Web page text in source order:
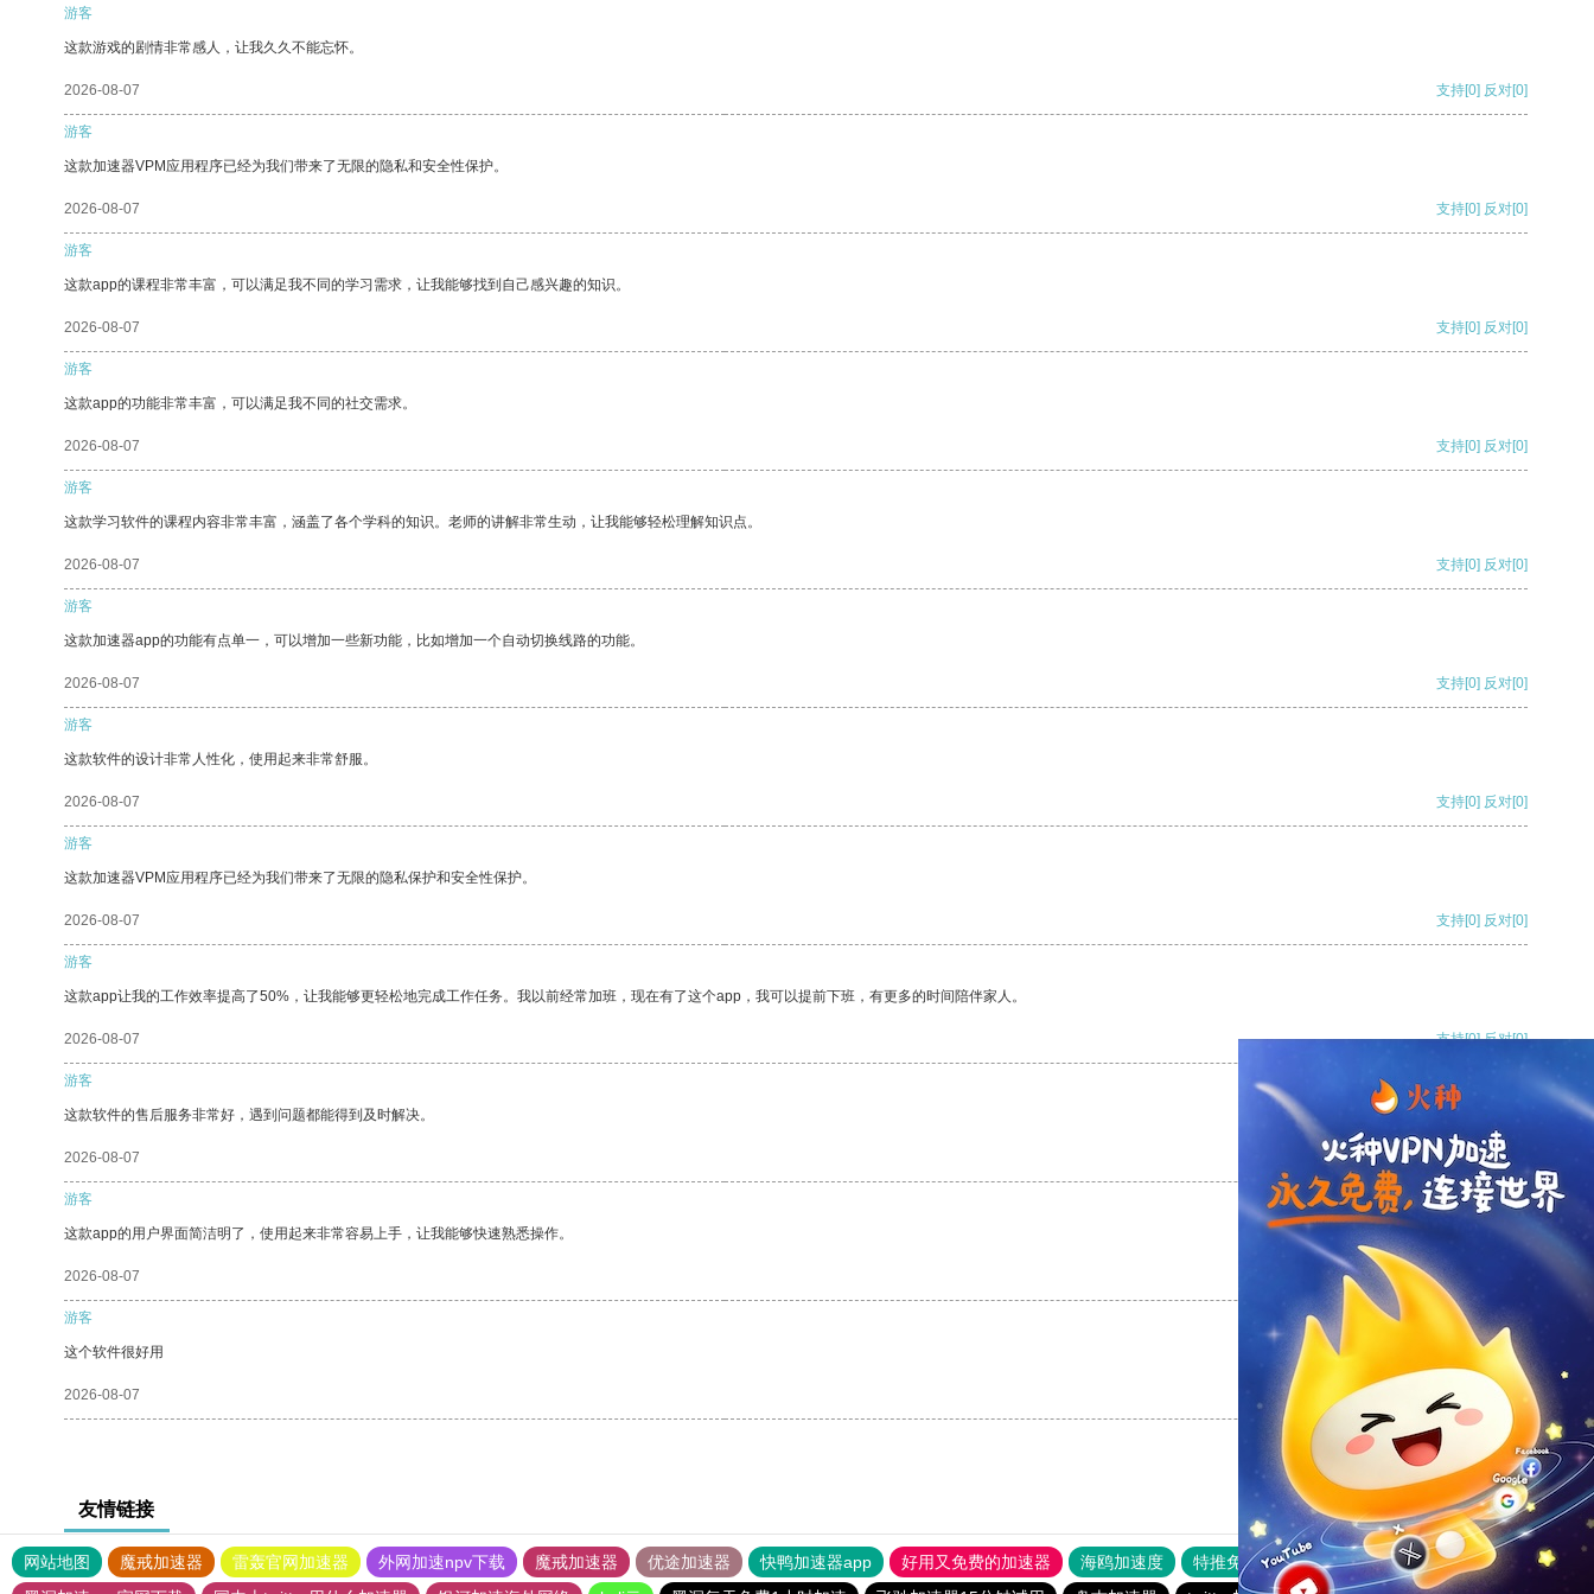
游客
这款游戏的剧情非常感人，让我久久不能忘怀。
2026-08-07 支持[0] 反对[0]
游客
这款加速器VPM应用程序已经为我们带来了无限的隐私和安全性保护。
2026-08-07 支持[0] 反对[0]
游客
这款app的课程非常丰富，可以满足我不同的学习需求，让我能够找到自己感兴趣的知识。
2026-08-07 支持[0] 反对[0]
游客
这款app的功能非常丰富，可以满足我不同的社交需求。
2026-08-07 支持[0] 反对[0]
游客
这款学习软件的课程内容非常丰富，涵盖了各个学科的知识。老师的讲解非常生动，让我能够轻松理解知识点。
2026-08-07 支持[0] 反对[0]
游客
这款加速器app的功能有点单一，可以增加一些新功能，比如增加一个自动切换线路的功能。
2026-08-07 支持[0] 反对[0]
游客
这款软件的设计非常人性化，使用起来非常舒服。
2026-08-07 支持[0] 反对[0]
游客
这款加速器VPM应用程序已经为我们带来了无限的隐私保护和安全性保护。
2026-08-07 支持[0] 反对[0]
游客
这款app让我的工作效率提高了50%，让我能够更轻松地完成工作任务。我以前经常加班，现在有了这个app，我可以提前下班，有更多的时间陪伴家人。
2026-08-07 支持[0] 反对[0]
游客
这款软件的售后服务非常好，遇到问题都能得到及时解决。
2026-08-07 支持[0] 反对
游客
这款app的用户界面简洁明了，使用起来非常容易上手，让我能够快速熟悉操作。
2026-08-07 支持
游客
这个软件很好用
2026-08-07 支持 反对 [0]
友情链接
网站地图 魔戒加速器 雷轰官网加速器 外网加速npv下载 魔戒加速器 优途加速器 快鸭加速器app 好用又免费的加速器 海鸥加速度 特推免费网络加速器
ssr加速器